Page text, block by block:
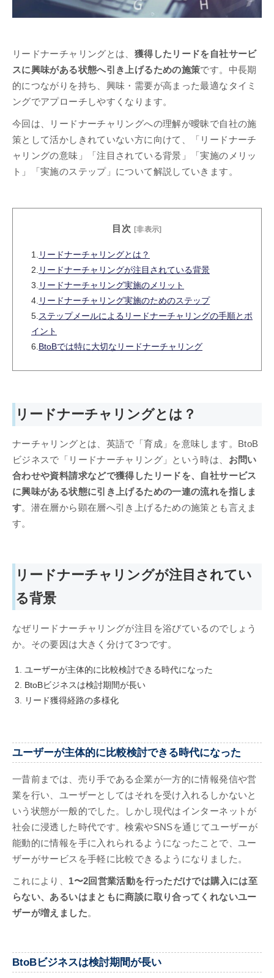
リードナーチャリングとは、 獲得したリードを自社サービ
スに興味がある状態へ引き上げるための施策です。中長期
的につながりを持ち、興味・需要が高まった最適なタイミ
ングでアプローチしやすくなります。
今回は、リードナーチャリングへの理解が曖昧で自社の施
策として活かしきれていない方に向けて、「リードナーチ
ャリングの意味」「注目されている背景」「実施のメリッ
ト」「実施のステップ」について解説していきます。
目次 [非表示]
1.
リードナーチャリングとは？
2. リードナーチャリングが注目されている背景
3. リードナーチャリング実施のメリット
4. リードナーチャリング実施のためのステップ
5. ステップメールによるリードナーチャリングの手順とポ
イント
6. BtoBでは特に大切なリードナーチャリング
リードナーチャリングとは？
ナーチャリングとは、英語で「育成」を意味します。BtoB
ビジネスで「リードナーチャリング」という時は、 お問い
合わせや資料請求などで獲得したリードを、自社サービス
に興味がある状態に引き上げるための一連の流れを指しま
す。潜在層から顕在層へ引き上げるための施策とも言えま
す。
リードナーチャリングが注目されてい
る背景
なぜリードナーチャリングが注目を浴びているのでしょう
か。その要因は大きく分けて3つです。
ユーザーが主体的に比較検討できる時代になった
BtoBビジネスは検討期間が長い
リード獲得経路の多様化
ユーザーが主体的に比較検討できる時代になった
一昔前までは、売り手である企業が一方的に情報発信や営
業を行い、ユーザーとしてはそれを受け入れるしかないと
いう状態が一般的でした。しかし現代はインターネットが
社会に浸透した時代です。検索やSNSを通じてユーザーが
能動的に情報を手に入れられるようになったことで、ユー
ザーがサービスを手軽に比較できるようになりました。
これにより、 1〜2回営業活動を行っただけでは購入には至
らない、あるいはまともに商談に取り合ってくれないユー
ザーが増えました。
BtoBビジネスは検討期間が長い